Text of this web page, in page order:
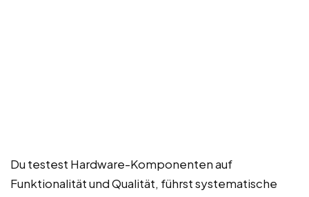
Du testest Hardware-Komponenten auf
Funktionalität und Qualität, führst systematische